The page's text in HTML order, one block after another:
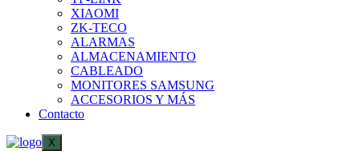
XIAOMI
ZK-TECO
ALARMAS
ALMACENAMIENTO
CABLEADO
MONITORES SAMSUNG
ACCESORIOS Y MÁS
Contacto
X